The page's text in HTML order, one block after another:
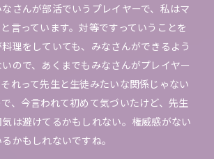
さんが部活でいうプレイヤーで、私はマ
言っています。対等ですっていうことを
理をしていても、みなさんができるよう
ので、あくまでもみなさんがプレイヤー
れって先生と生徒みたいな関係じゃない
、今言われて初めて気づいたけど、先生
は避けてるかもしれない。権威感がない
かもしれないですね。